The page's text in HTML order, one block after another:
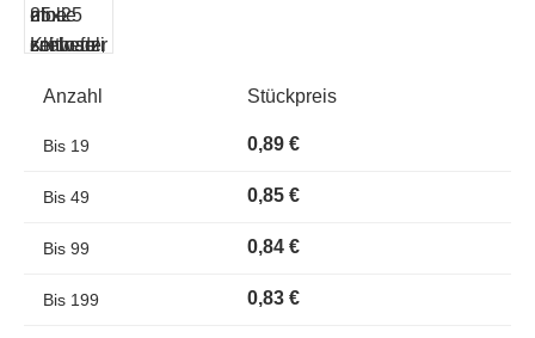
Anzahl Stückpreis
Bis 19 0,89 €
Bis 49 0,85 €
Bis 99 0,84 €
Bis 199 0,83 €